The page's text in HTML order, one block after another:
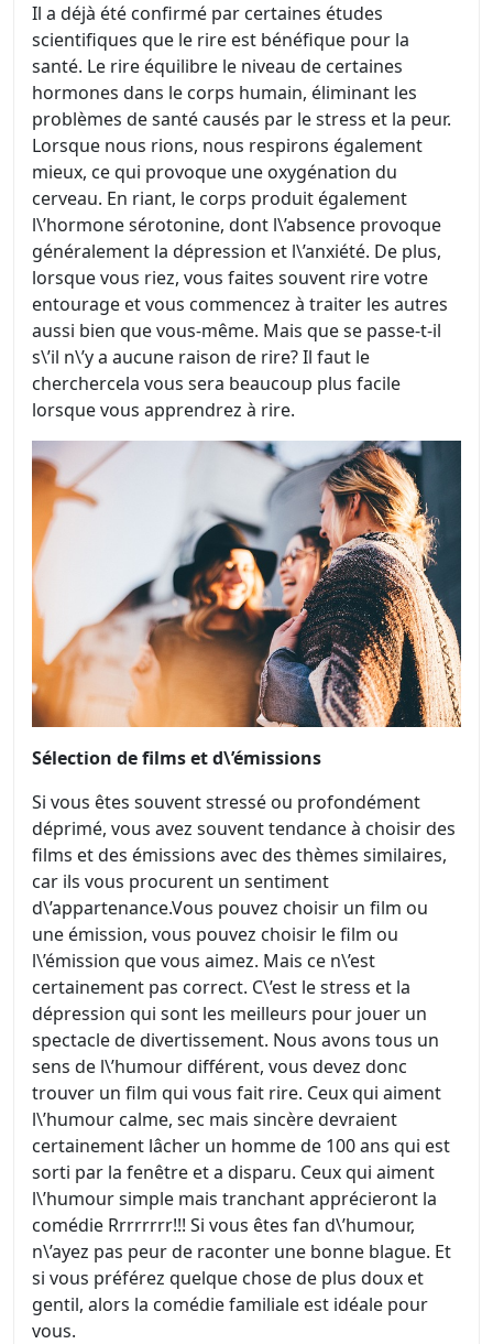
Il a déjà été confirmé par certaines études
scientifiques que le rire est bénéfique pour la
santé. Le rire équilibre le niveau de certaines
hormones dans le corps humain, éliminant les
problèmes de santé causés par le stress et la peur.
Lorsque nous rions, nous respirons également
mieux, ce qui provoque une oxygénation du
cerveau. En riant, le corps produit également
l\’hormone sérotonine, dont l\’absence provoque
généralement la dépression et l\’anxiété. De plus,
lorsque vous riez, vous faites souvent rire votre
entourage et vous commencez à traiter les autres
aussi bien que vous-même. Mais que se passe-t-il
s\’il n\’y a aucune raison de rire? Il faut le
cherchercela vous sera beaucoup plus facile
lorsque vous apprendrez à rire.
Sélection de films et d\’émissions
Si vous êtes souvent stressé ou profondément
déprimé, vous avez souvent tendance à choisir des
films et des émissions avec des thèmes similaires,
car ils vous procurent un sentiment
d\’appartenance.Vous pouvez choisir un film ou
une émission, vous pouvez choisir le film ou
l\’émission que vous aimez. Mais ce n\’est
certainement pas correct. C\’est le stress et la
dépression qui sont les meilleurs pour jouer un
spectacle de divertissement. Nous avons tous un
sens de l\’humour différent, vous devez donc
trouver un film qui vous fait rire. Ceux qui aiment
l\’humour calme, sec mais sincère devraient
certainement lâcher un homme de 100 ans qui est
sorti par la fenêtre et a disparu. Ceux qui aiment
l\’humour simple mais tranchant apprécieront la
comédie Rrrrrrrr!!! Si vous êtes fan d\’humour,
n\’ayez pas peur de raconter une bonne blague. Et
si vous préférez quelque chose de plus doux et
gentil, alors la comédie familiale est idéale pour
vous.